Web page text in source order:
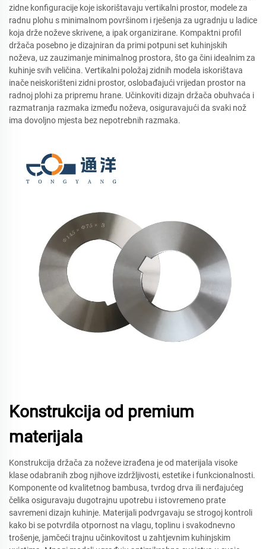
zidne konfiguracije koje iskorištavaju vertikalni prostor, modele za
radnu plohu s minimalnom površinom i rješenja za ugradnju u ladice
koja drže noževe skrivene, a ipak organizirane. Kompaktni profil
držača posebno je dizajniran da primi potpuni set kuhinjskih
noževa, uz zauzimanje minimalnog prostora, što ga čini idealnim za
kuhinje svih veličina. Vertikalni položaj zidnih modela iskorištava
inače neiskorišteni zidni prostor, oslobađajući vrijedan prostor na
radnoj plohi za pripremu hrane. Učinkoviti dizajn držača obuhvaća i
razmatranja razmaka između noževa, osiguravajući da svaki nož
ima dovoljno mjesta bez nepotrebnih razmaka.
Konstrukcija od premium
materijala
Konstrukcija držača za noževe izrađena je od materijala visoke
klase odabranih zbog njihove izdržljivosti, estetike i funkcionalnosti.
Komponente od kvalitetnog bambusa, tvrdog drva ili nerđajućeg
čelika osiguravaju dugotrajnu upotrebu i istovremeno prate
savremeni dizajn kuhinje. Materijali podvrgavaju se strogoj kontroli
kako bi se potvrdila otpornost na vlagu, toplinu i svakodnevno
trošenje, jamčeći trajnu učinkovitost u zahtjevnim kuhinjskim